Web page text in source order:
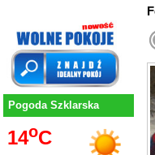
Pogoda Szklarska
14oC